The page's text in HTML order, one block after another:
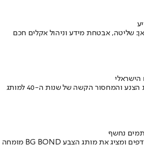
שליטה, אבטחת מידע וניהול אקלים חכם
איך אסם הפכה את תקופת הצנע והמחסור הקשה של שנות ה-40 למותג
נחשף